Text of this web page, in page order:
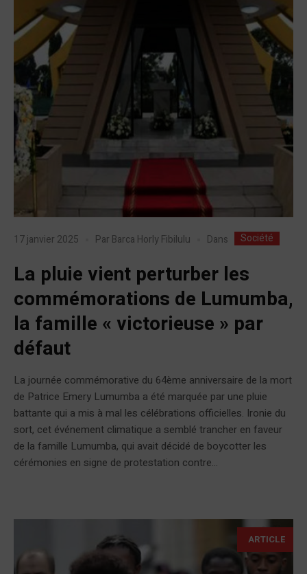
17 janvier 2025 Par Barca Horly Fibilulu Dans Société
La pluie vient perturber les
commémorations de Lumumba,
la famille « victorieuse » par
défaut
La journée commémorative du 64ème anniversaire de la mort
de Patrice Emery Lumumba a été marquée par une pluie
battante qui a mis à mal les célébrations officielles. Ironie du
sort, cet événement climatique a semblé trancher en faveur
de la famille Lumumba, qui avait décidé de boycotter les
cérémonies en signe de protestation contre...
ARTICLE